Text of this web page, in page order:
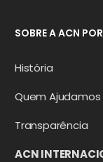
SOBRE A ACN
História
Quem Ajudamos
Transparência
ACN